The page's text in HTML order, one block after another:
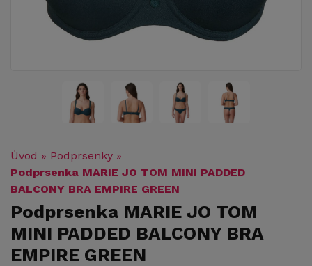
Úvod » Podprsenky »
Podprsenka MARIE JO TOM MINI PADDED
BALCONY BRA EMPIRE GREEN
Podprsenka MARIE JO TOM
MINI PADDED BALCONY BRA
EMPIRE GREEN